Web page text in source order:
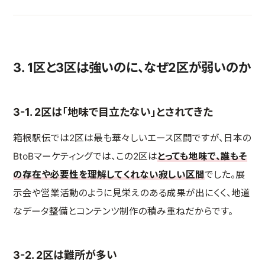
3. 1区と3区は強いのに、なぜ2区が弱いのか
3-1. 2区は「地味で目立たない」とされてきた
箱根駅伝では2区は最も華々しいエース区間ですが、日本の
BtoBマーケティングでは、この2区はとっても地味で、誰もそ
の存在や必要性を理解してくれない寂しい区間でした。展
示会や営業活動のように見栄えのある成果が出にくく、地道
なデータ整備とコンテンツ制作の積み重ねだからです。
3-2. 2区は難所が多い